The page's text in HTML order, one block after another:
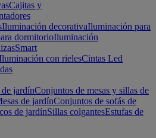
Cajitas y
Iluminación decorativaIluminación para
dormitorioIluminación
Smart
con rielesCintas Led
de jardínConjuntos de mesas y sillas de
de jardínConjuntos de sofás de
de jardínSillas colgantesEstufas de